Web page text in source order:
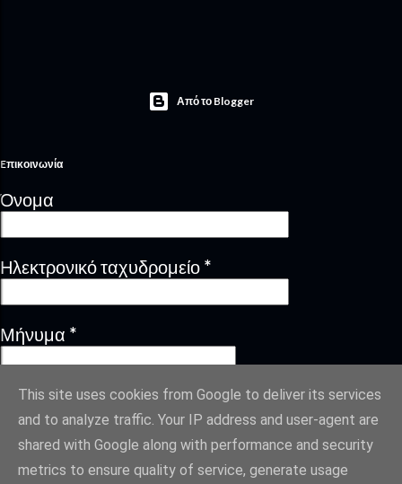
Από το Blogger
Eπικοινωνία
Όνομα
Ηλεκτρονικό ταχυδρομείο *
Μήνυμα *
This site uses cookies from Google to deliver its services
and to analyze traffic. Your IP address and user-agent are
shared with Google along with performance and security
metrics to ensure quality of service, generate usage